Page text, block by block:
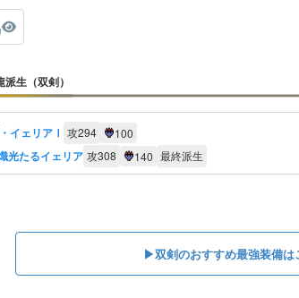
派生（双剣）
イェリアⅠ 攻294 100
光たるイェリア 攻308 140 最終派生
▶︎双剣のおすすめ最強装備は